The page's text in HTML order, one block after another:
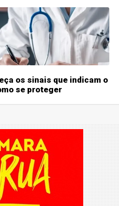
os sinais que indicam o
se proteger